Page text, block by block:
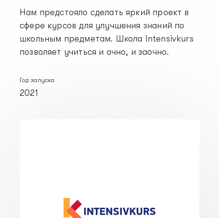
Нам предстояло сделать яркий проект в
сфере курсов для улучшения знаний по
школьным предметам. Школа Intensivkurs
позволяет учиться и очно, и заочно.
Год запуска
2021